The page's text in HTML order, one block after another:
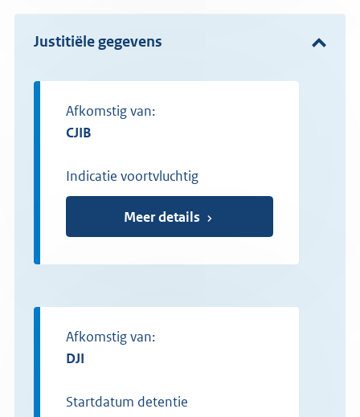
Justitiële gegevens
Afkomstig van:
CJIB
Indicatie voortvluchtig
Meer details
Afkomstig van:
DJI
Startdatum detentie